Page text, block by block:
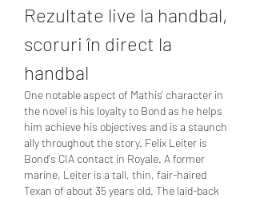
Rezultate live la handbal,
scoruri în direct la
handbal
One notable aspect of Mathis' character in
the novel is his loyalty to Bond as he helps
him achieve his objectives and is a staunch
ally throughout the story. Felix Leiter is
Bond's CIA contact in Royale. A former
marine, Leiter is a tall, thin, fair-haired
Texan of about 35 years old. The laid-back